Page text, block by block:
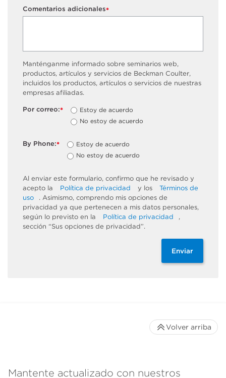
*
Comentarios adicionales
Manténganme informado sobre seminarios web,
productos, artículos y servicios de Beckman Coulter,
incluidos los productos, artículos o servicios de nuestras
empresas afiliadas.
*
Por correo:
Estoy de acuerdo
No estoy de acuerdo
*
By Phone:
Estoy de acuerdo
No estoy de acuerdo
Al enviar este formulario, confirmo que he revisado y
acepto la
Política de privacidad y los
Términos de
uso
. Asimismo, comprendo mis opciones de
privacidad ya que pertenecen a mis datos personales,
según lo previsto en la
Política de privacidad
,
sección “Sus opciones de privacidad”.
Enviar
Mantente actualizado con nuestros
Volver arriba